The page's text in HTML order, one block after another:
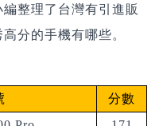
整理了台灣有引進販
分的手機有哪些。
分數